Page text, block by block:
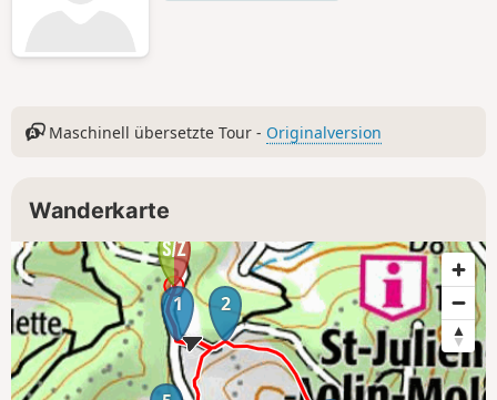
Maschinell übersetzte Tour - Originalversion
Wanderkarte
1 2